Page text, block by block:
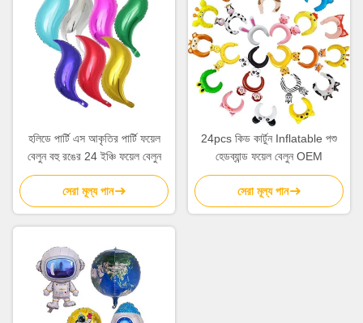
হলিডে পার্টি এস আকৃতির পার্টি ফয়েল
বেলুন বহু রঙের 24 ইঞ্চি ফয়েল বেলুন
সেরা মূল্য পান
24pcs কিড কার্টুন Inflatable পশু
হেডব্যান্ড ফয়েল বেলুন OEM
সেরা মূল্য পান